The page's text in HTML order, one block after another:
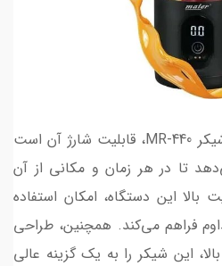
یکی از ویژگی‌های برجسته شیکر MR-440، قابلیت شارژ آن است
تا در هر زمان و مکانی از آن
بالا این دستگاه، امکان استفاده
فراهم می‌کند. همچنین، طراحی
این شیکر را به یک گزینه عالی